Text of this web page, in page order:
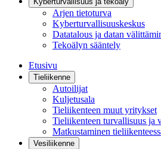
Arjen tietoturva
Kyberturvallisuuskeskus
Datatalous ja datan
Tekoälyn sääntely
Etusivu
Tieliikenne
Autoilijat
Kuljetusala
Tieliikenteen muut yritykset
Tieliikenteen turvallisuus ja
Matkustaminen
Vesiliikenne